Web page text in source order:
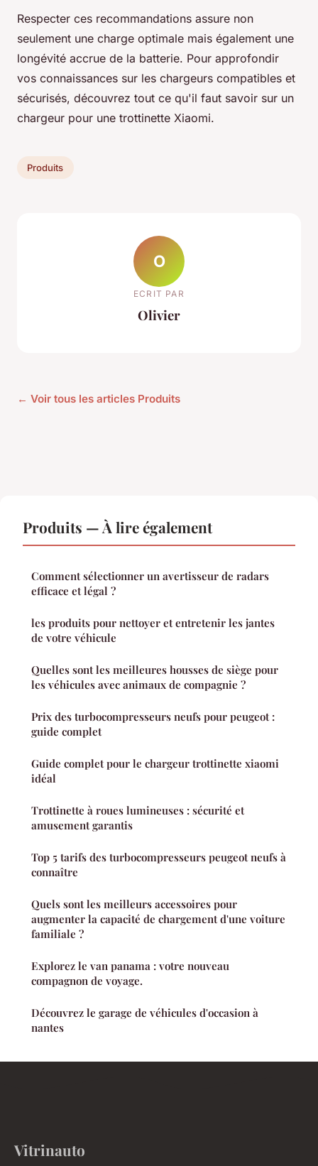
Respecter ces recommandations assure non
seulement une charge optimale mais également une
longévité accrue de la batterie. Pour approfondir
vos connaissances sur les chargeurs compatibles et
sécurisés, découvrez tout ce qu'il faut savoir sur un
chargeur pour une trottinette Xiaomi.
Produits
O
ECRIT PAR
Olivier
← Voir tous les articles Produits
Produits — À lire également
Comment sélectionner un avertisseur de radars
efficace et légal ?
les produits pour nettoyer et entretenir les jantes
de votre véhicule
Quelles sont les meilleures housses de siège pour
les véhicules avec animaux de compagnie ?
Prix des turbocompresseurs neufs pour peugeot :
guide complet
Guide complet pour le chargeur trottinette xiaomi
idéal
Trottinette à roues lumineuses : sécurité et
amusement garantis
Top 5 tarifs des turbocompresseurs peugeot neufs à
connaître
Quels sont les meilleurs accessoires pour
augmenter la capacité de chargement d'une voiture
familiale ?
Explorez le van panama : votre nouveau
compagnon de voyage.
Découvrez le garage de véhicules d'occasion à
nantes
Vitrinauto